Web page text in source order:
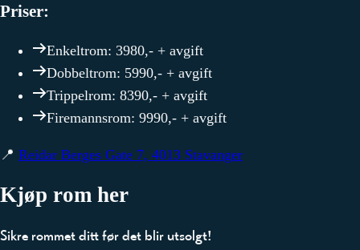
Priser:
Enkeltrom: 3980,- + avgift
Dobbeltrom: 5990,- + avgift
Trippelrom: 8390,- + avgift
Firemannsrom: 9990,- + avgift
📍 Reidar Berges Gate 7, 4013 Stavanger
Kjøp rom her
Sikre rommet ditt før det blir utsolgt!